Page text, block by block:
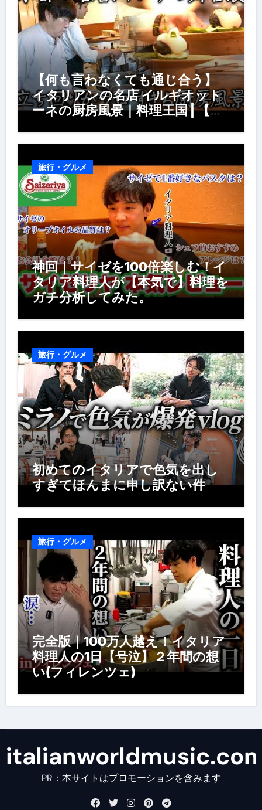
【何も言わなくても通じ合う】
イタリアンの名店 イルギオット
ーネの厨房風景｜料理王国 | 【厨
風景】
旅行・グルメ
神回｜サイゼを100倍楽しむ！イ
タリア料理人が【本気で】料理を
ガチ分析してみた。
旅行・グルメ
初めてのイタリアで色気を出し
すぎてほんまに申し訳ない件
旅行・グルメ
完全版｜100万人越え！イタリア
料理人の1日【号泣】２年間の想
い(フィレンツェ)
PR：本サイトはプロモーションを含みます